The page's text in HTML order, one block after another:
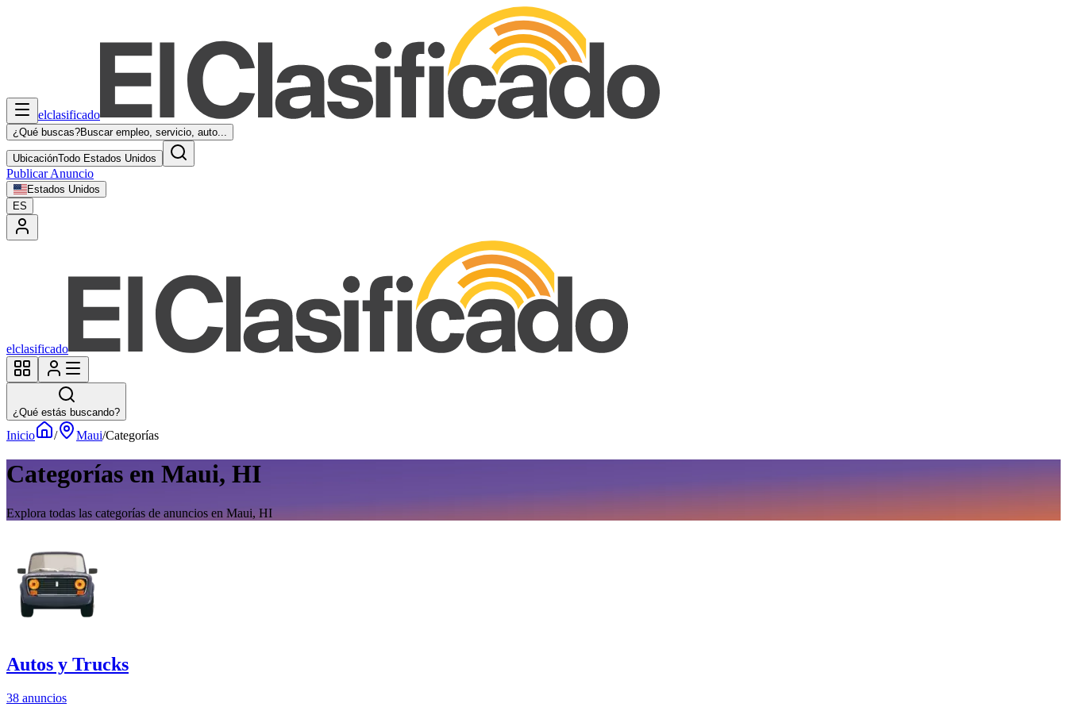
elclasificado
¿Qué buscas?Buscar empleo, servicio, auto...
UbicaciónTodo Estados Unidos
Publicar Anuncio
Estados Unidos
ES
elclasificado
¿Qué estás buscando?
Inicio / Maui/Categorías
Categorías en Maui, HI
Explora todas las categorías de anuncios en Maui, HI
Autos y Trucks
38 anuncios